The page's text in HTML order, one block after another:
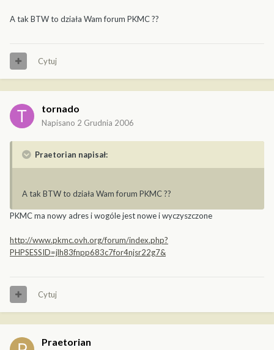
A tak BTW to działa Wam forum PKMC ??
Cytuj
tornado
Napisano 2 Grudnia 2006
Praetorian napisał:
A tak BTW to działa Wam forum PKMC ??
PKMC ma nowy adres i wogóle jest nowe i wyczyszczone
http://www.pkmc.ovh.org/forum/index.php?
PHPSESSID=jlh83fnpp683c7for4njsr22g7&
Cytuj
Praetorian